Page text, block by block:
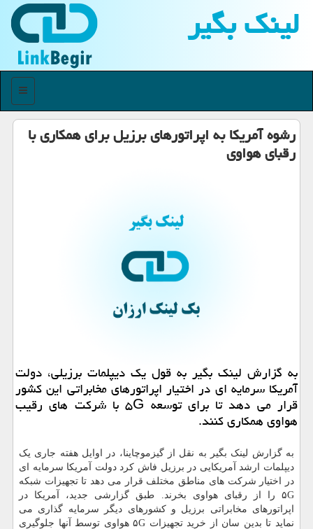
لینك بگیر
منو
رشوه آمریكا به اپراتورهای برزیل برای همكاری با
رقبای هواوی
به گزارش لینك بگیر به قول یك دیپلمات برزیلی، دولت
آمریكا سرمایه ای در اختیار اپراتورهای مخابراتی این كشور
قرار می دهد تا برای توسعه ۵G با شركت های رقیب
هواوی همكاری كنند.
به گزارش لینک بگیر به نقل از گیزموچاینا، در اوایل هفته جاری یک
دیپلمات ارشد آمریکایی در برزیل فاش کرد دولت آمریکا سرمایه ای
در اختیار شرکت های مناطق مختلف قرار می دهد تا تجهیزات شبکه
۵G را از رقبای هواوی بخرند. طبق گزارشی جدید، آمریکا در
اپراتورهای مخابراتی برزیل و کشورهای دیگر سرمایه گذاری می
نماید تا بدین سان از خرید تجهیزات ۵G هواوی توسط آنها جلوگیری